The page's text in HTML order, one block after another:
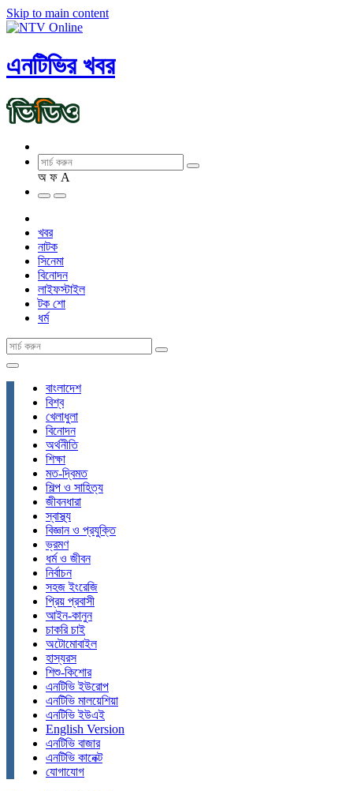
Skip to main content
এনটিভির খবর
অ ফ A
খবর
নাটক
সিনেমা
বিনোদন
লাইফস্টাইল
টক শো
ধর্ম
বাংলাদেশ
বিশ্ব
খেলাধুলা
বিনোদন
অর্থনীতি
শিক্ষা
মত-দ্বিমত
শিল্প ও সাহিত্য
জীবনধারা
স্বাস্থ্য
বিজ্ঞান ও প্রযুক্তি
ভ্রমণ
ধর্ম ও জীবন
নির্বাচন
সহজ ইংরেজি
প্রিয় প্রবাসী
আইন-কানুন
চাকরি চাই
অটোমোবাইল
হাস্যরস
শিশু-কিশোর
এনটিভি ইউরোপ
এনটিভি মালয়েশিয়া
এনটিভি ইউএই
English Version
এনটিভি বাজার
এনটিভি কানেক্ট
যোগাযোগ